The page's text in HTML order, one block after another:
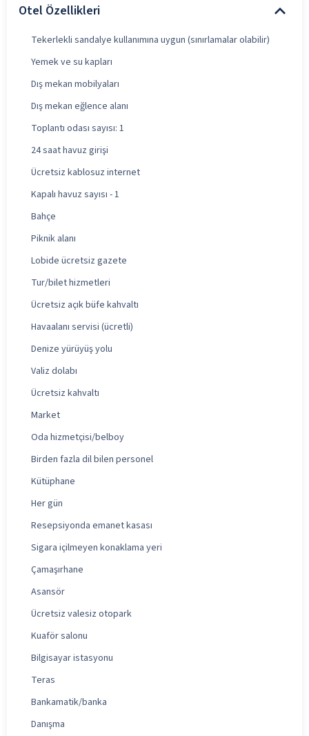
Otel Özellikleri
Tekerlekli sandalye kullanımına uygun (sınırlamalar olabilir)
Yemek ve su kapları
Dış mekan mobilyaları
Dış mekan eğlence alanı
Toplantı odası sayısı: 1
24 saat havuz girişi
Ücretsiz kablosuz internet
Kapalı havuz sayısı - 1
Bahçe
Piknik alanı
Lobide ücretsiz gazete
Tur/bilet hizmetleri
Ücretsiz açık büfe kahvaltı
Havaalanı servisi (ücretli)
Denize yürüyüş yolu
Valiz dolabı
Ücretsiz kahvaltı
Market
Oda hizmetçisi/belboy
Birden fazla dil bilen personel
Kütüphane
Her gün
Resepsiyonda emanet kasası
Sigara içilmeyen konaklama yeri
Çamaşırhane
Asansör
Ücretsiz valesiz otopark
Kuaför salonu
Bilgisayar istasyonu
Teras
Bankamatik/banka
Danışma